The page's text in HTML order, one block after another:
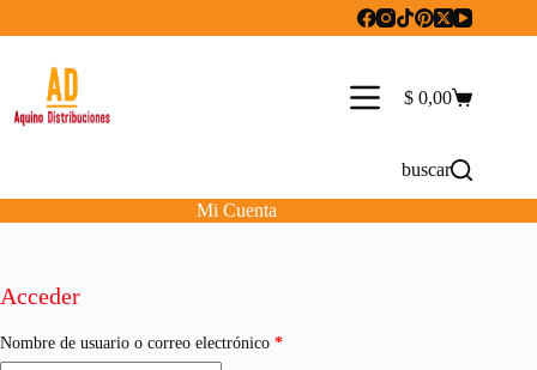
Carro
$ 0,00
buscar
Mi Cuenta
Acceder
Nombre de usuario o correo electrónico *Obligatorio